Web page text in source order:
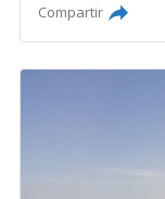
Compartir